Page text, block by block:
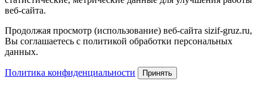
веб-сайта.
Продолжая просмотр (использование) веб-сайта sizif-gruz.ru,
Вы соглашаетесь с политикой обработки персональных
данных.
Политика конфиденциальности Принять